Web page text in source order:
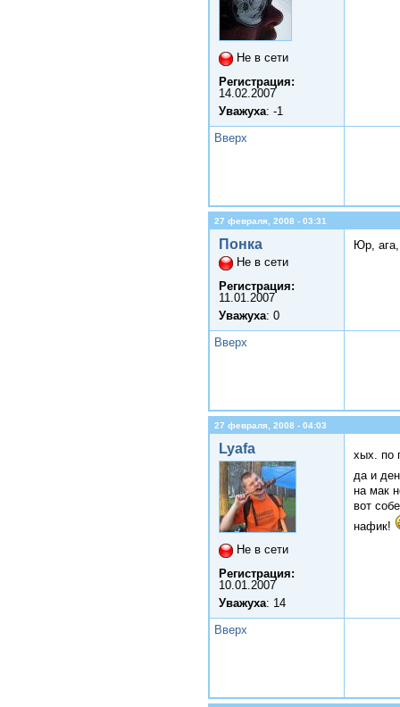
Не в сети
Регистрация:
14.02.2007
Уважуха: -1
Вверх
27 февраля, 2008 - 03:31
Понка
Не в сети
Регистрация:
11.01.2007
Уважуха: 0
Юр,
Вверх
27 февраля, 2008 - 04:03
Lyafa
Не в сети
Регистрация:
10.01.2007
Уважуха: 14
хых. по
да и
на мак
вот
нафик!
Вверх